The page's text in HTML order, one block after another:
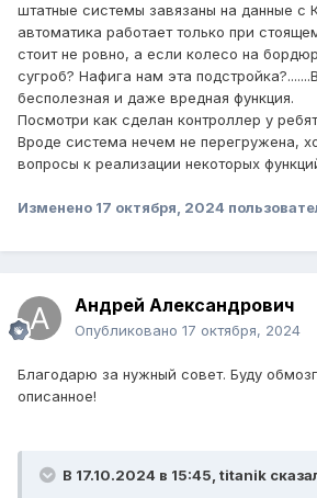
штатные системы завязаны на данные с
автоматика работает только при
стоит не ровно, а если колесо на
сугроб? Нафига нам эта
бесполезная и даже вредная функция.
Посмотри как сделан контроллер у
Вроде система нечем не перегружена,
вопросы к реализации некоторых
Изменено 17 октября, 2024
Андрей Александрович
Опубликовано 17 октября, 2024
Благодарю за нужный совет. Буду
описанное!
В 17.10.2024 в 15:45, titanik